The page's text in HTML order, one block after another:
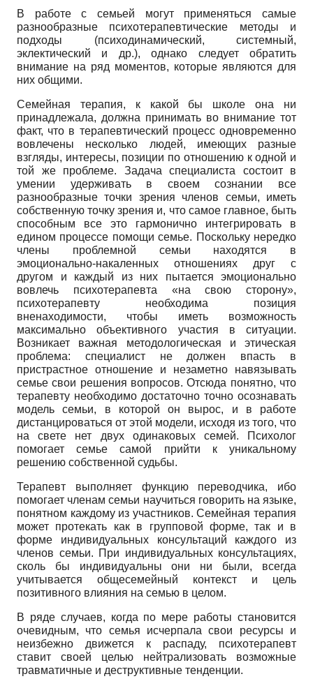
В работе с семьей могут применяться самые
разнообразные психотерапевтические методы и
подходы (психодинамиче­ский, системный,
эклектический и др.), однако следует обратить
внимание на ряд моментов, которые являются для
них общими.
Семейная терапия, к какой бы школе она ни
принадлежала, должна принимать во внимание тот
факт, что в терапевтический процесс одновременно
вовлечены несколько людей, имеющих разные
взгляды, интересы, позиции по отношению к одной и
той же проблеме. Задача специалиста состоит в
умении удерживать в своем сознании все
разнообразные точки зрения членов семьи, иметь
собственную точку зрения и, что самое главное, быть
способным все это гармонично интегрировать в
едином процессе помощи семье. Поскольку нередко
члены проблемной семьи находятся в
эмоционально-накаленных отношениях друг с
другом и каждый из них пытается эмоционально
вовлечь психотерапевта «на свою сторону»,
психотерапевту необходима позиция
вненаходимости, чтобы иметь возможность
максимально объективного участия в ситуации.
Возникает важная методологическая и этическая
проблема: специалист не должен впасть в
пристрастное отношение и незаметно навязывать
семье свои решения вопросов. Отсюда понятно, что
терапевту необходимо достаточно точно осознавать
модель семьи, в которой он вырос, и в работе
дистанцироваться от этой модели, исходя из того, что
на свете нет двух одинаковых семей. Психолог
помогает семье самой прийти к уникальному
решению собственной судьбы.
Терапевт выполняет функцию переводчика, ибо
помогает членам семьи научиться говорить на языке,
понятном каждому из участников. Семейная терапия
может протекать как в групповой форме, так и в
форме индивидуальных консультаций каждого из
членов семьи. При индивидуальных консультациях,
сколь бы индивидуальны они ни были, всегда
учитывается обще­семейный контекст и цель
позитивного влияния на семью в целом.
В ряде случаев, когда по мере работы становится
очевидным, что семья исчерпала свои ресурсы и
неизбежно движется к распаду, психотерапевт
ставит своей целью нейтрализовать возможные
травма­тичные и деструктивные тенденции.